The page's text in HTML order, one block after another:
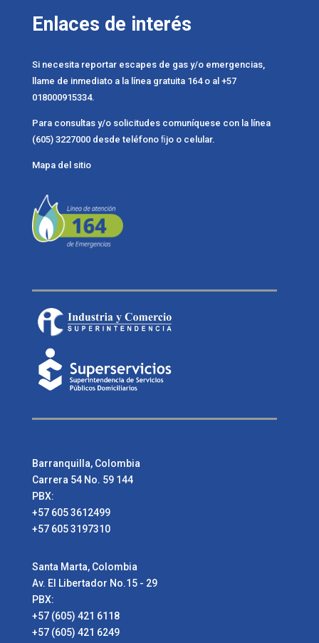
Enlaces de interés
Si necesita reportar escapes de gas y/o emergencias,
llame de inmediato a la línea gratuita 164 o al +57
018000915334.
Para consultas y/o solicitudes comuníquese con la línea
(605) 3227000 desde teléfono ﬁjo o celular.
Mapa del sitio
Barranquilla, Colombia
Carrera 54 No. 59 144
PBX:
+57 605 3612499
+57 605 3197310
Santa Marta, Colombia
Av. El Libertador No.15 - 29
PBX:
+57 (605) 421 6118
+57 (605) 421 6249